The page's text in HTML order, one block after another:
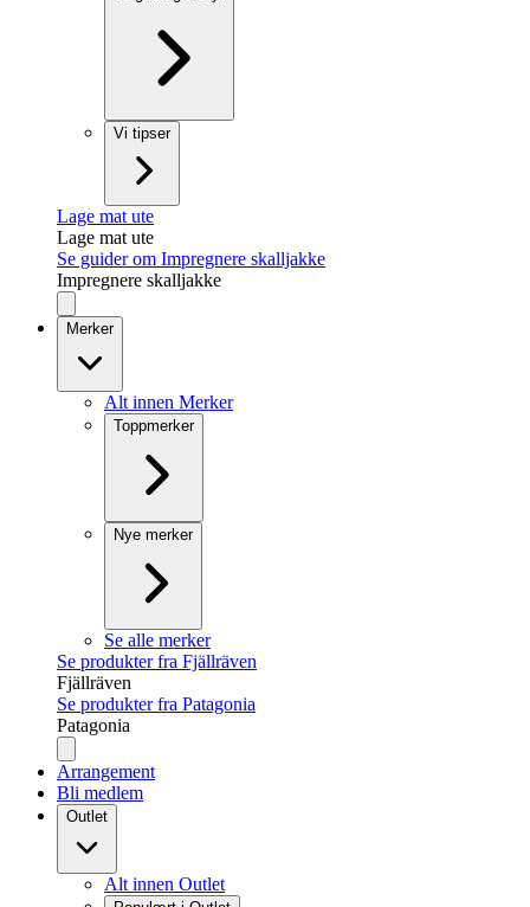
Vi tipser
Lage mat ute
Lage mat ute
Se guider om Impregnere skalljakke
Impregnere skalljakke
Merker
Alt innen Merker
Toppmerker
Nye merker
Se alle merker
Se produkter fra Fjällräven
Fjällräven
Se produkter fra Patagonia
Patagonia
Arrangement
Bli medlem
Outlet
Alt innen Outlet